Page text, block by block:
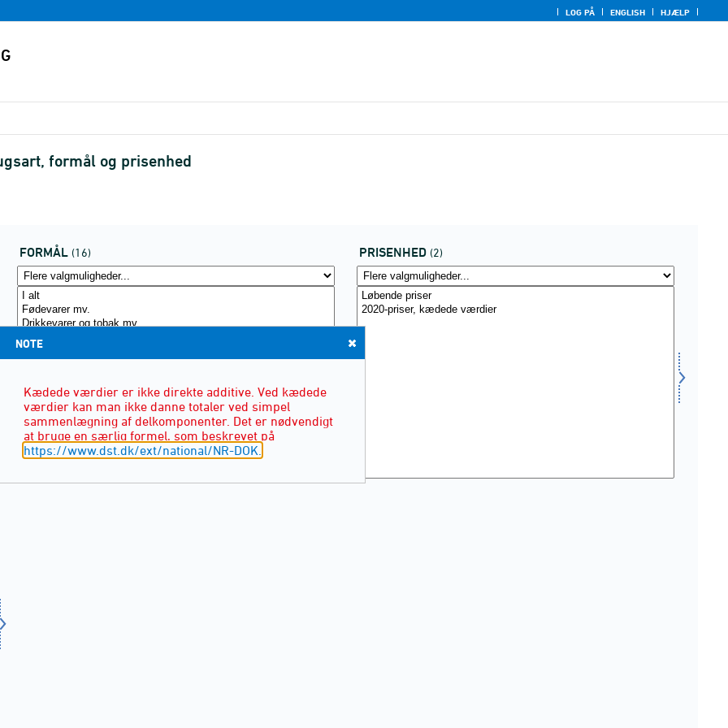
LOG PÅ ENGLISH HJÆLP
formål og prisenhed
FORMÅL (16) PRISENHED (2)
NOTE
Kædede værdier er ikke direkte additive. Ved kædede
værdier kan man ikke danne totaler ved simpel
sammenlægning af delkomponenter. Det er nødvendigt
at bruge en særlig formel, som beskrevet på
https://www.dst.dk/ext/national/NR-DOK.